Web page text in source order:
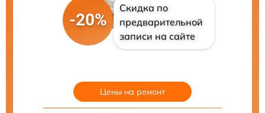
-20%
Скидка по
предварительной
записи на сайте
Цены на ремонт